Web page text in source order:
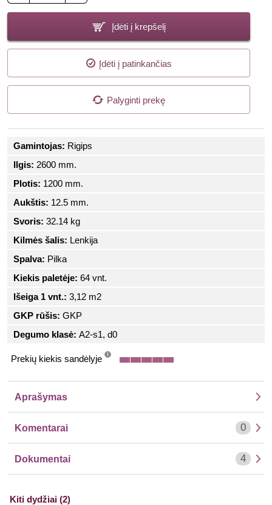
Įdėti į krepšelį
Įdėti į patinkančias
Palyginti prekę
Gamintojas: Rigips
Ilgis: 2600 mm.
Plotis: 1200 mm.
Aukštis: 12.5 mm.
Svoris: 32.14 kg
Kilmės šalis: Lenkija
Spalva: Pilka
Kiekis paletėje: 64 vnt.
Išeiga 1 vnt.: 3,12 m2
GKP rūšis: GKP
Degumo klasė: A2-s1, d0
Prekių kiekis sandėlyje
Aprašymas
Komentarai 0
Dokumentai 4
Kiti dydžiai (2)